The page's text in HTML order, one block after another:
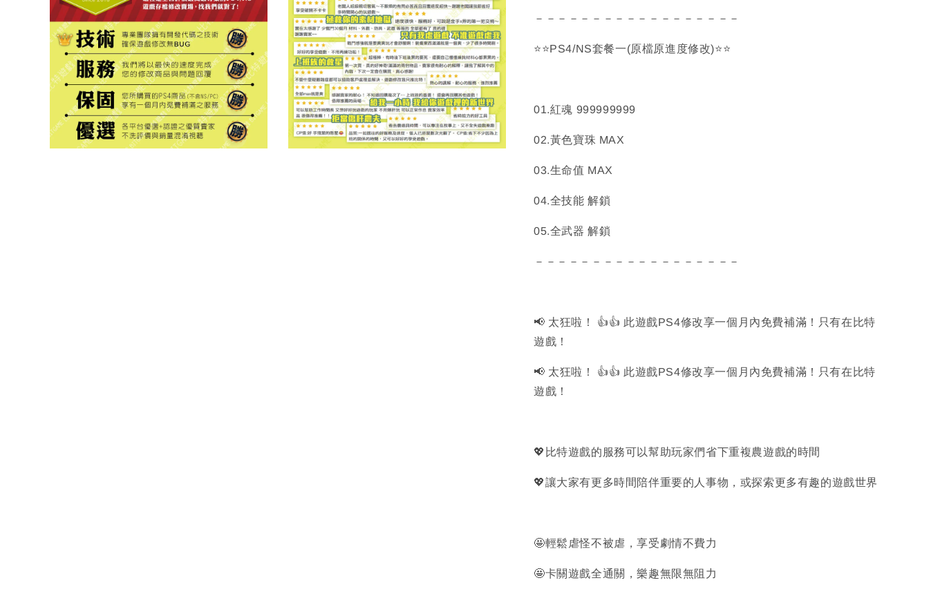
－－－－－－－－－－－－－－－－－－
⭐⭐PS4/NS套餐一(原檔原進度修改)⭐⭐
01.紅魂 999999999
02.黃色寶珠 MAX
03.生命值 MAX
04.全技能 解鎖
05.全武器 解鎖
－－－－－－－－－－－－－－－－－－
📢 太狂啦！ 👍👍 此遊戲PS4修改享一個月內免費補滿！只有在比特
遊戲！
📢 太狂啦！ 👍👍 此遊戲PS4修改享一個月內免費補滿！只有在比特
遊戲！
💖比特遊戲的服務可以幫助玩家們省下重複農遊戲的時間
💖讓大家有更多時間陪伴重要的人事物，或探索更多有趣的遊戲世界
🤩輕鬆虐怪不被虐，享受劇情不費力
🤩卡關遊戲全通關，樂趣無限無阻力